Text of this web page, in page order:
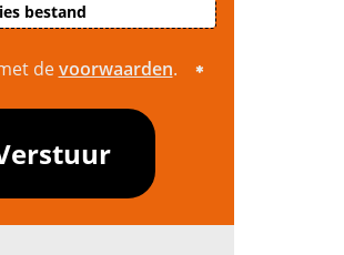
bestand
devoorwaarden.